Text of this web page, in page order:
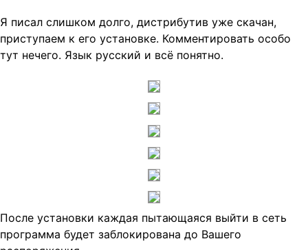
Я писал слишком долго, дистрибутив уже скачан,
приступаем к его установке. Комментировать особо
тут нечего. Язык русский и всё понятно.
После установки каждая пытающаяся выйти в сеть
программа будет заблокирована до Вашего